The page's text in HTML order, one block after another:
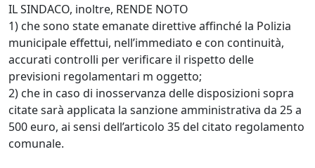
IL SINDACO, inoltre, RENDE NOTO
1) che sono state emanate direttive affinché la Polizia
municipale effettui, nell’immediato e con continuità,
accurati controlli per verificare il rispetto delle
previsioni regolamentari m oggetto;
2) che in caso di inosservanza delle disposizioni sopra
citate sarà applicata la sanzione amministrativa da 25 a
500 euro, ai sensi dell’articolo 35 del citato regolamento
comunale.